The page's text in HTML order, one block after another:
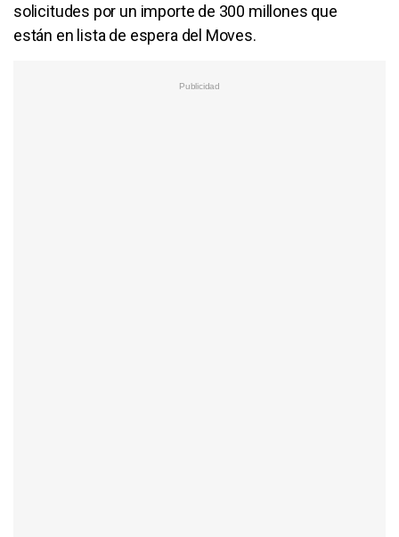
solicitudes por un importe de 300 millones que
están en lista de espera del Moves.